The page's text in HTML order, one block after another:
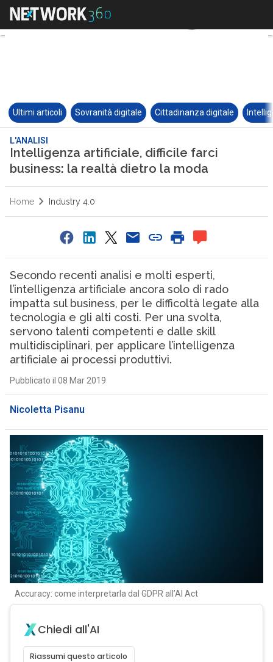
Ultimi articoli Sovranità digitale Cittadinanza digitale
L'ANALISI
Intelligenza artificiale, difficile farci
business: la realtà dietro la moda
Home Industry 4.0
Secondo recenti analisi e molti esperti,
l’intelligenza artificiale ancora solo di rado
impatta sul business, per le difficoltà legate alla
tecnologia e gli alti costi. Per una svolta,
servono talenti competenti e dalle skill
multidisciplinari, per applicare l’intelligenza
artificiale ai processi produttivi.
Pubblicato il 08 Mar 2019
Nicoletta Pisanu
Accuracy: come interpretarla dal GDPR all’AI Act
Chiedi all'AI
Riassumi questo articolo